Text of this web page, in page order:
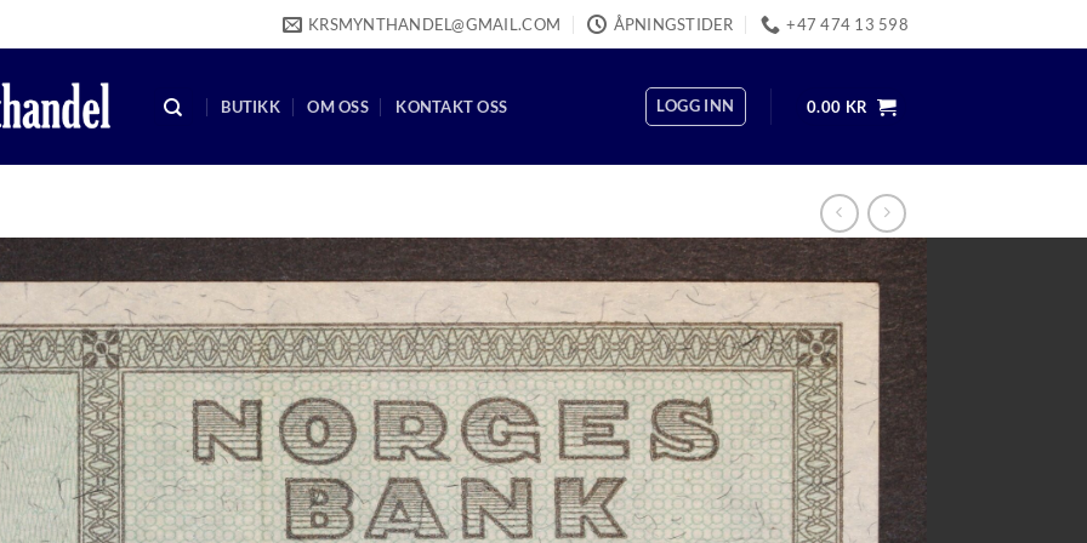
KRSMYNTHANDEL@GMAIL.COM ÅPNINGSTIDER +47 474 13 598
BUTIKK OM OSS KONTAKT OSS LOGG INN 0.00 KR